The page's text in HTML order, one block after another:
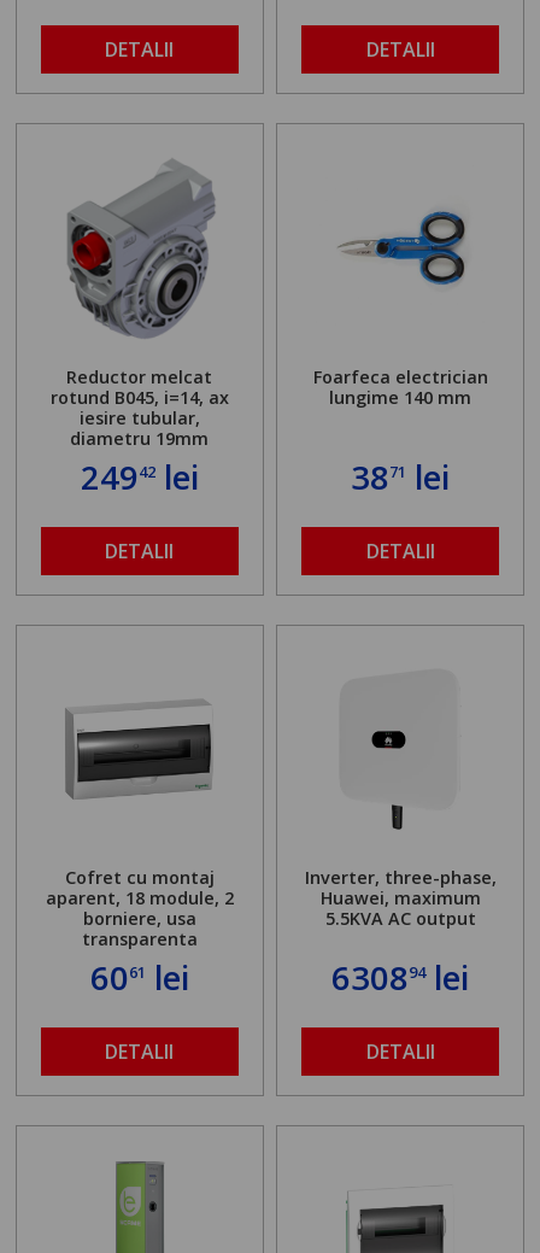
DETALII DETALII
Reductor melcat
rotund B045, i=14, ax
iesire tubular,
diametru 19mm
24942lei
DETALII
Foarfeca electrician
lungime 140 mm
3871 lei
DETALII
Cofret cu montaj
aparent, 18 module, 2
borniere, usa
transparenta
6061 lei
DETALII
Inverter, three-phase,
Huawei, maximum
5.5KVA AC output
630894lei
DETALII